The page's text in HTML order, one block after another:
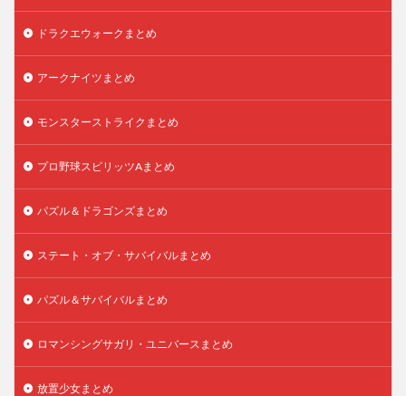
ドラクエウォークまとめ
アークナイツまとめ
モンスターストライクまとめ
プロ野球スピリッツAまとめ
パズル＆ドラゴンズまとめ
ステート・オブ・サバイバルまとめ
パズル＆サバイバルまとめ
ロマンシングサガリ・ユニバースまとめ
放置少女まとめ